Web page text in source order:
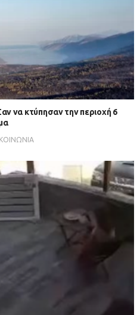
να κτύπησαν την περιοχή 6
ΚΟΙΝΩΝΙΑ